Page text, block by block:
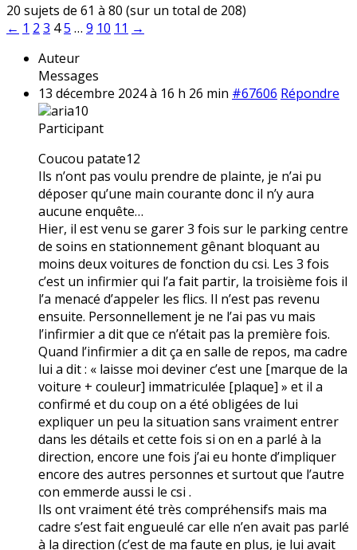
20 sujets de 61 à 80 (sur un total de 208)
← 1 2 3 45 … 9 10 11 →
Auteur
Messages
13 décembre 2024 à 16 h 26 min #67606 Répondre
aria10
Participant
Coucou patate12
Ils n’ont pas voulu prendre de plainte, je n’ai pu
déposer qu’une main courante donc il n’y aura
aucune enquête…
Hier, il est venu se garer 3 fois sur le parking centre
de soins en stationnement gênant bloquant au
moins deux voitures de fonction du csi. Les 3 fois
c’est un infirmier qui l’a fait partir, la troisième fois il
l’a menacé d’appeler les flics. Il n’est pas revenu
ensuite. Personnellement je ne l’ai pas vu mais
l’infirmier a dit que ce n’était pas la première fois.
Quand l’infirmier a dit ça en salle de repos, ma cadre
lui a dit : « laisse moi deviner c’est une [marque de la
voiture + couleur] immatriculée [plaque] » et il a
confirmé et du coup on a été obligées de lui
expliquer un peu la situation sans vraiment entrer
dans les détails et cette fois si on en a parlé à la
direction, encore une fois j’ai eu honte d’impliquer
encore des autres personnes et surtout que l’autre
con emmerde aussi le csi .
Ils ont vraiment été très compréhensifs mais ma
cadre s’est fait engueulé car elle n’en avait pas parlé
à la direction (c’est de ma faute en plus, je lui avait